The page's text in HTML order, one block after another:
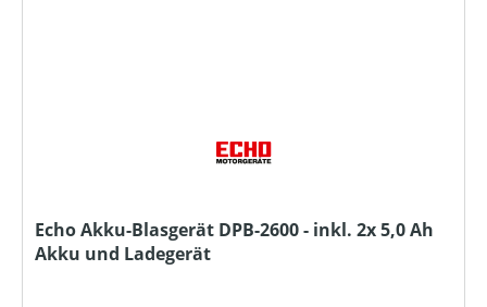
Echo Akku-Blasgerät DPB-2600 - inkl. 2x 5,0 Ah
Akku und Ladegerät